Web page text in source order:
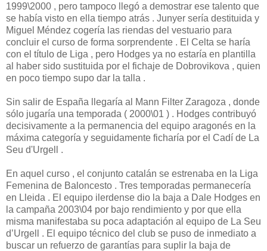
1999\2000 , pero tampoco llegó a demostrar ese talento que
se había visto en ella tiempo atrás . Junyer sería destituida y
Miguel Méndez cogería las riendas del vestuario para
concluir el curso de forma sorprendente . El Celta se haría
con el título de Liga , pero Hodges ya no estaría en plantilla
al haber sido sustituida por el fichaje de Dobrovikova , quien
en poco tiempo supo dar la talla .
Sin salir de España llegaría al Mann Filter Zaragoza , donde
sólo jugaría una temporada ( 2000\01 ) . Hodges contribuyó
decisivamente a la permanencia del equipo aragonés en la
máxima categoría y seguidamente ficharía por el Cadí de La
Seu d'Urgell .
En aquel curso , el conjunto catalán se estrenaba en la Liga
Femenina de Baloncesto . Tres temporadas permanecería
en Lleida . El equipo ilerdense dio la baja a Dale Hodges en
la campaña 2003\04 por bajo rendimiento y por que ella
misma manifestaba su poca adaptación al equipo de La Seu
d’Urgell . El equipo técnico del club se puso de inmediato a
buscar un refuerzo de garantías para suplir la baja de